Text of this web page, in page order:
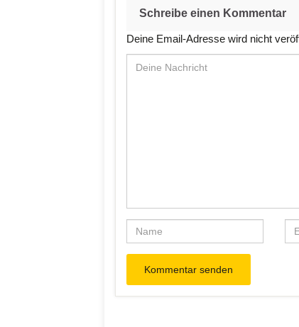
Schreibe einen Kommentar
Deine Email-Adresse wird nicht